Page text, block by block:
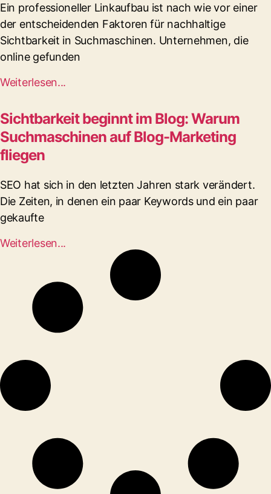
Ein professioneller Linkaufbau ist nach wie vor einer
der entscheidenden Faktoren für nachhaltige
Sichtbarkeit in Suchmaschinen. Unternehmen, die
online gefunden
Weiterlesen...
Sichtbarkeit beginnt im Blog: Warum
Suchmaschinen auf Blog-Marketing
fliegen
SEO hat sich in den letzten Jahren stark verändert.
Die Zeiten, in denen ein paar Keywords und ein paar
gekaufte
Weiterlesen...